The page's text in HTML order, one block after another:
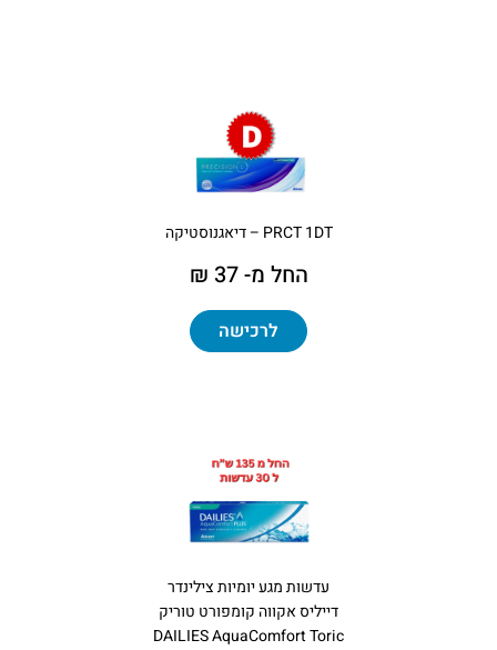
PRCT 1DT – דיאגנוסטיקה
החל מ- 37 ₪
לרכישה
עדשות מגע יומיות צילינדר
דייליס אקווה קומפורט טוריק
DAILIES AquaComfort Toric